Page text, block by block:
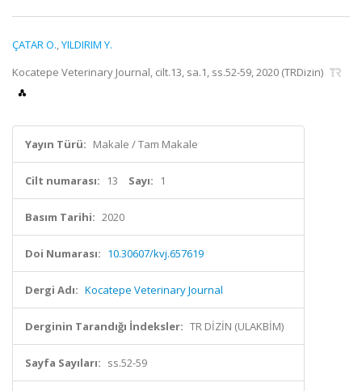
ÇATAR O.,YILDIRIM Y.
Kocatepe Veterinary Journal, cilt.13, sa.1, ss.52-59, 2020 (TRDizin)
Yayın Türü: Makale / Tam Makale
Cilt numarası: 13 Sayı: 1
Basım Tarihi: 2020
Doi Numarası: 10.30607/kvj.657619
Dergi Adı: Kocatepe Veterinary Journal
Derginin Tarandığı İndeksler: TR DİZİN (ULAKBİM)
Sayfa Sayıları: ss.52-59